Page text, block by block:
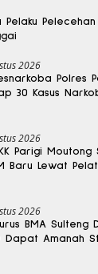
Pelaku
2026
Polres
30 Kasus
2026
Parigi Moutong
Baru Lewat
2026
BMA Sulteng
Dapat Amanah